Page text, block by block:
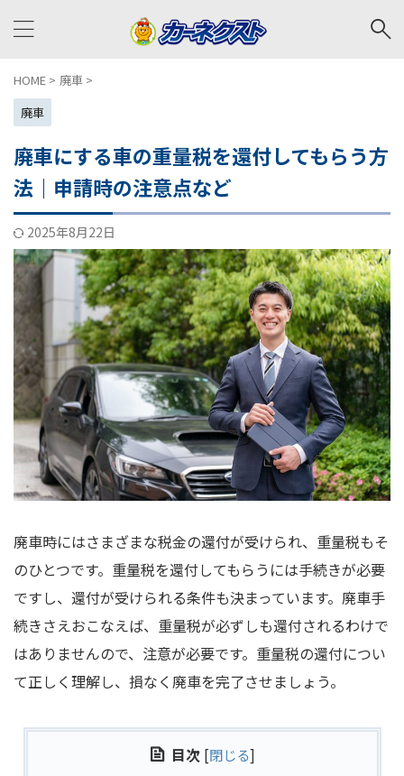
HOME > 廃車 >
廃車
廃車にする車の重量税を還付してもらう方
法｜申請時の注意点など
2025年8月22日
廃車時にはさまざまな税金の還付が受けられ、重量税もそ
のひとつです。重量税を還付してもらうには手続きが必要
ですし、還付が受けられる条件も決まっています。廃車手
続きさえおこなえば、重量税が必ずしも還付されるわけで
はありませんので、注意が必要です。重量税の還付につい
て正しく理解し、損なく廃車を完了させましょう。
目次 [閉じる]